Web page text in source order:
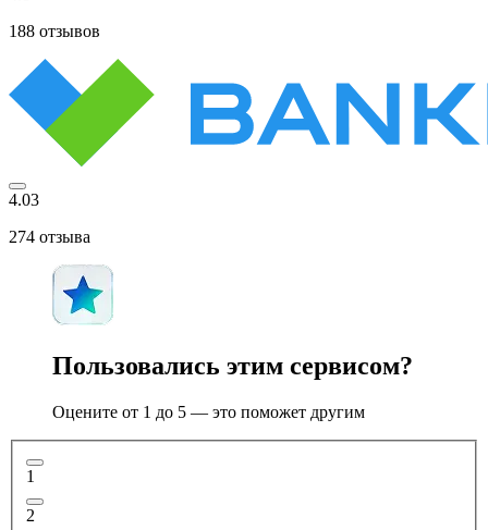
188 отзывов
4.03
274 отзыва
Пользовались этим сервисом?
Оцените от 1 до 5 — это поможет другим
1
2